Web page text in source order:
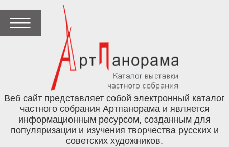
Веб сайт представляет собой электронный каталог
частного собрания Артпанорама и является
информационным ресурсом, созданным для
популяризации и изучения творчества русских и
советских художников.